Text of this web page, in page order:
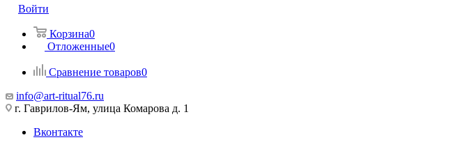
Войти
Корзина0
Отложенные0
Сравнение товаров0
info@art-ritual76.ru
г. Гаврилов-Ям, улица Комарова д. 1
Вконтакте